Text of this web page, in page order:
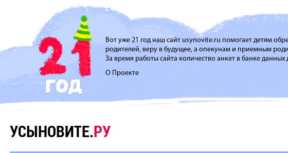
Вот уже 21 год наш сайт usynovite.ru помогает детям
родителей, веру в будущее, а опекунам и приемным
За время работы сайта количество анкет в банке
О Проекте
УСЫНОВИТЕ.РУ